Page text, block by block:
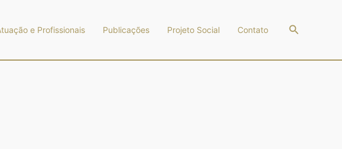
e Profissionais Publicações Projeto Social Contato Pesquisar